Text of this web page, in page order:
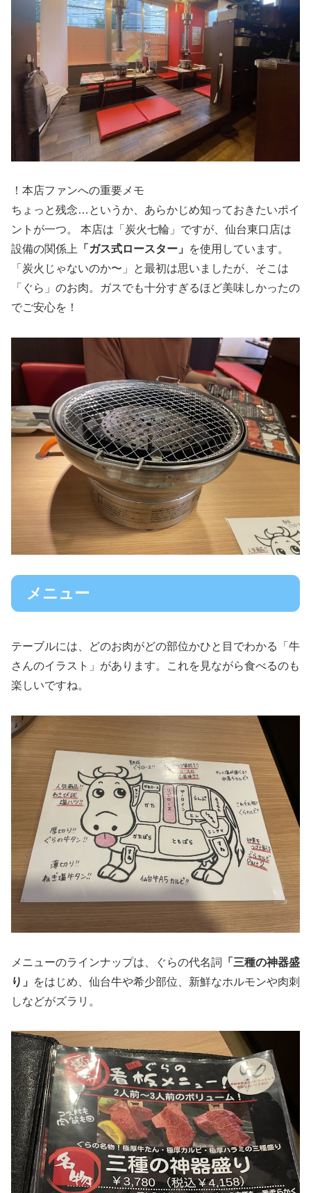
！本店ファンへの重要メモ
ちょっと残念…というか、あらかじめ知っておきたいポイ
ントが一つ。 本店は「炭火七輪」ですが、仙台東口店は
設備の関係上 「ガス式ロースター」
を使用しています。
「炭火じゃないのか〜」と最初は思いましたが、そこは
「ぐら」のお肉。ガスでも十分すぎるほど美味しかったの
でご安心を！
メニュー
テーブルには、どのお肉がどの部位かひと目でわかる「牛
さんのイラスト」があります。これを見ながら食べるのも
楽しいですね。
メニューのラインナップは、ぐらの代名詞
「三種の神器盛
り」
をはじめ、仙台牛や希少部位、新鮮なホルモンや肉刺
しなどがズラリ。